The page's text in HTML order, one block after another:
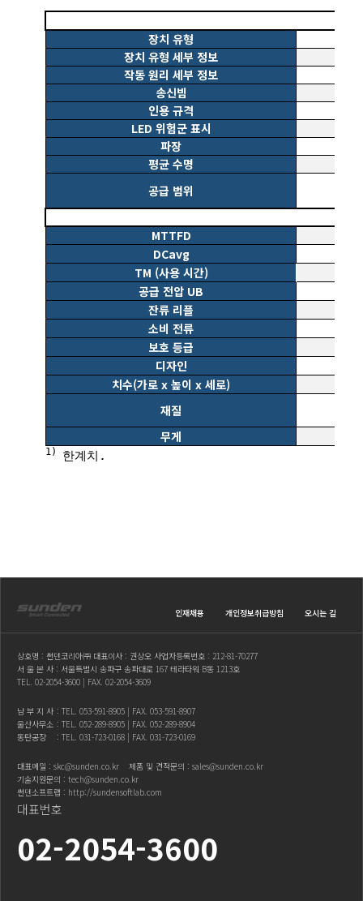
장치 유형
장치 유형 세부 정보
작동 원리 세부 정보
송신빔
인용 규격
LED 위험군 표시
파장
평균 수명
공급 범위
MTTFD
DCavg
TM (사용 시간)
공급 전압 UB
잔류 리플
소비 전류
보호 등급
디자인
치수(가로 x 높이 x 세로)
재질
무게
1) 한계치.
인재채용 개인정보취급방침 오시는 길
상호명 : 썬덴코리아㈜ 대표이사 : 권상오 사업자등록번호 : 212-81-70277
서 울 본 사 : 서울특별시 송파구 송파대로 167 테라타워 B동 1213호
TEL. 02-2054-3600 | FAX. 02-2054-3609
남 부 지 사 : TEL. 053-591-8905 | FAX. 053-591-8907
울산사무소 : TEL. 052-289-8905 | FAX. 052-289-8904
동탄공장
: TEL. 031-723-0168 | FAX. 031-723-0169
대표메일 : skc@sunden.co.kr 제품 및 견적문의 : sales@sunden.co.kr
기술지원문의 : tech@sunden.co.kr
썬덴소프트랩 : http://sundensoftlab.com
대표번호
02-2054-3600